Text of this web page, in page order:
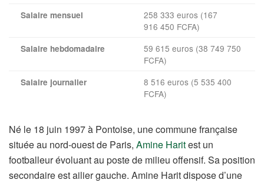
Salaire mensuel
258 333 euros (167
916 450 FCFA)
Salaire hebdomadaire
59 615 euros (38 749 750
FCFA)
Salaire journalier
8 516 euros (5 535 400
FCFA)
Né le 18 juin 1997 à Pontoise, une commune française
située au nord-ouest de Paris, Amine Haritest un
footballeur évoluant au poste de milieu offensif. Sa position
secondaire est ailier gauche. Amine Harit dispose d’une